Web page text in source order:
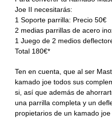
Joe II necesitarás:
1 Soporte parrilla: Precio 50€
2 medias parrillas de acero
1 Juego de 2 medios
Total 180€*
Ten en cuenta, que al ser
kamado joe todos sus
si, así que además de
una parrilla completa y un
propietarios de un kamado